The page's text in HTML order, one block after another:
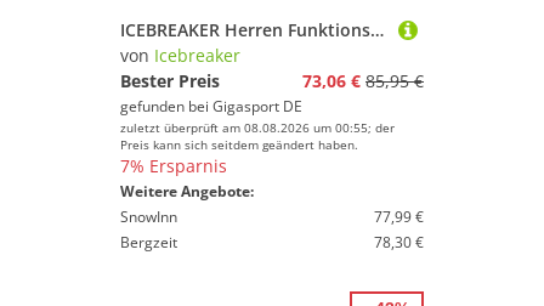
ICEBREAKER Herren Funktionsshirt 150 Tech olive | M
von Icebreaker
Bester Preis
73,06 € 85,95 €
gefunden bei Gigasport DE
zuletzt überprüft am 08.08.2026 um 00:55; der
Preis kann sich seitdem geändert haben.
7% Ersparnis
Weitere Angebote:
SnowInn
77,99 €
Bergzeit
78,30 €